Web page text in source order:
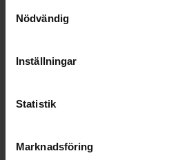
Nödvändig
Inställningar
Statistik
Marknadsföring